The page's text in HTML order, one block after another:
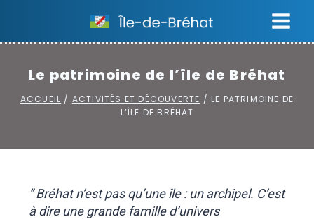
contenu
Le patrimoine de l’île de Bréhat
ACCUEIL / ACTIVITÉS ET DÉCOUVERTE / LE PATRIMOINE DE
L’ÎLE DE BRÉHAT
” Bréhat n’est pas qu’une île : un archipel. C’est
à dire une grande famille d’univers